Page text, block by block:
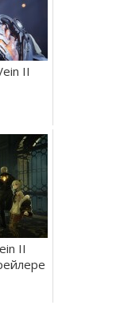
II
II